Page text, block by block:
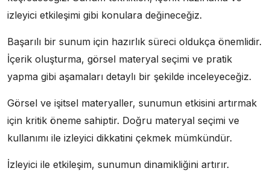
izleyici etkileşimi gibi konulara değineceğiz.
Başarılı bir sunum için hazırlık süreci oldukça önemlidir.
İçerik oluşturma, görsel materyal seçimi ve pratik
yapma gibi aşamaları detaylı bir şekilde inceleyeceğiz.
Görsel ve işitsel materyaller, sunumun etkisini artırmak
için kritik öneme sahiptir. Doğru materyal seçimi ve
kullanımı ile izleyici dikkatini çekmek mümkündür.
İzleyici ile etkileşim, sunumun dinamikliğini artırır.